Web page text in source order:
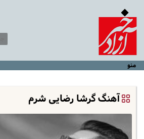
منو
آهنگ گرشا رضایی شرم